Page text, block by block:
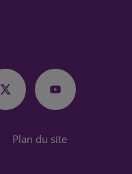
Plan du site